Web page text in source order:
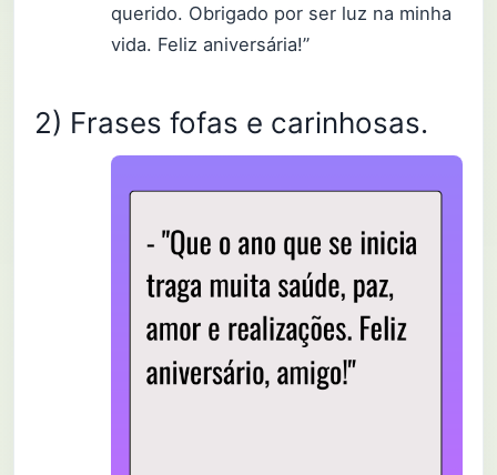
querido. Obrigado por ser luz na minha
vida. Feliz aniversária!”
2) Frases fofas e carinhosas.